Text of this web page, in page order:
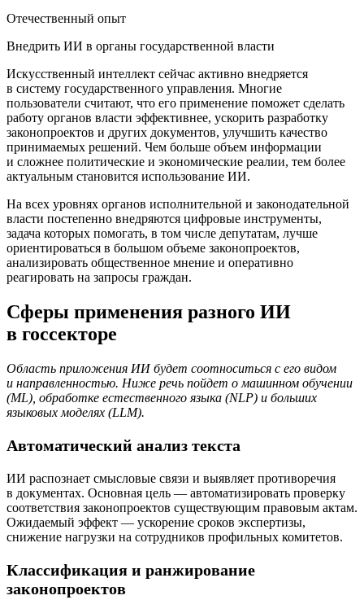
Отечественный опыт
Внедрить ИИ в органы государственной власти
Искусственный интеллект сейчас активно внедряется
в систему государственного управления. Многие
пользователи считают, что его применение поможет сделать
работу органов власти эффективнее, ускорить разработку
законопроектов и других документов, улучшить качество
принимаемых решений. Чем больше объем информации
и сложнее политические и экономические реалии, тем более
актуальным становится использование ИИ.
На всех уровнях органов исполнительной и законодательной
власти постепенно внедряются цифровые инструменты,
задача которых помогать, в том числе депутатам, лучше
ориентироваться в большом объеме законопроектов,
анализировать общественное мнение и оперативно
реагировать на запросы граждан.
Сферы применения разного ИИ
в госсекторе
Область приложения ИИ будет соотноситься с его видом
и направленностью. Ниже речь пойдет о машинном обучении
(ML), обработке естественного языка (NLP) и больших
языковых моделях (LLM).
Автоматический анализ текста
ИИ распознает смысловые связи и выявляет противоречия
в документах. Основная цель — автоматизировать проверку
соответствия законопроектов существующим правовым актам.
Ожидаемый эффект — ускорение сроков экспертизы,
снижение нагрузки на сотрудников профильных комитетов.
Классификация и ранжирование
законопроектов